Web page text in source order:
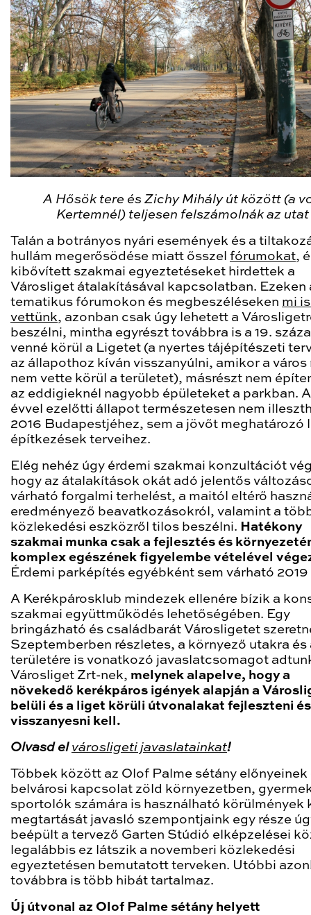
A Hősök tere és Zichy Mihály út között (a
Kertemnél) teljesen felszámolnák az utat
Talán a botrányos nyári események és a
hullám megerősödése miatt ősszel fórumokat,
kibővített szakmai egyeztetéseket hirdettek a
Városliget átalakításával kapcsolatban. Ezeken
tematikus fórumokon és megbeszéléseken mi
vettünk, azonban csak úgy lehetett a
beszélni, mintha egyrészt továbbra is a 19.
venné körül a Ligetet (a nyertes tájépítészeti
az állapothoz kíván visszanyúlni, amikor a város
nem vette körül a területet), másrészt nem
az eddigieknél nagyobb épületeket a parkban.
évvel ezelőtti állapot természetesen nem
2016 Budapestjéhez, sem a jövőt meghatározó
építkezések terveihez.
Elég nehéz úgy érdemi szakmai konzultációt
hogy az átalakítások okát adó jelentős
várható forgalmi terhelést, a maitól eltérő
eredményező beavatkozásokról, valamint a
közlekedési eszközről tilos beszélni. Hatékony
szakmai munka csak a fejlesztés és
komplex egészének figyelembe vételével
Érdemi parképítés egyébként sem várható
A Kerékpárosklub mindezek ellenére bízik a
szakmai együttműködés lehetőségében. Egy
bringázható és családbarát Városligetet
Szeptemberben részletes, a környező utakra és
területére is vonatkozó javaslatcsomagot
Városliget Zrt-nek, melynek alapelve, hogy a
növekedő kerékpáros igények alapján a
belüli és a liget körüli útvonalakat fejleszteni
visszanyesni kell.
Olvasd el városligeti javaslatainkat!
Többek között az Olof Palme sétány előnyeinek
belvárosi kapcsolat zöld környezetben,
sportolók számára is használható körülmények
megtartását javasló szempontjaink egy része
beépült a tervező Garten Stúdió elképzelései
legalábbis ez látszik a novemberi közlekedési
egyeztetésen bemutatott terveken. Utóbbi
továbbra is több hibát tartalmaz.
Új útvonal az Olof Palme sétány helyett